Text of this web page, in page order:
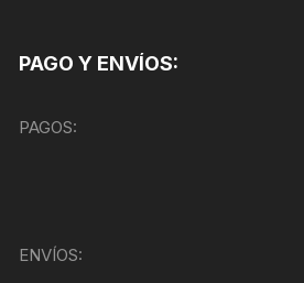
PAGO Y ENVÍOS:
PAGOS:
ENVÍOS: